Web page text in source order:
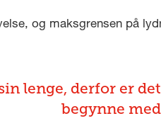
og maksgrensen på
lenge, derfor er
begynne